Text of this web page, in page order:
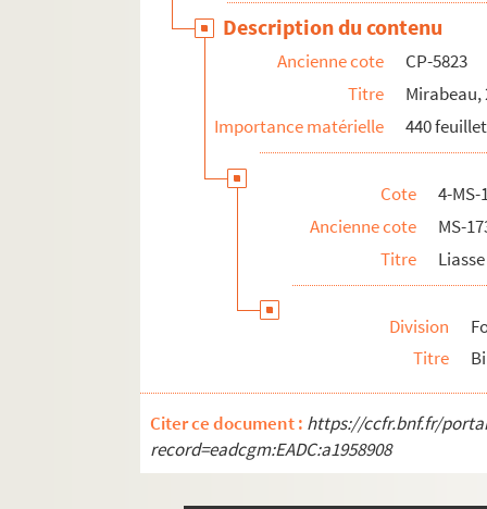
Description du contenu
Ancienne cote
CP-5823
Titre
Mirabeau,
Importance matérielle
440
Cote
4-MS-
Ancienne cote
MS-
Titre
Division
Titre
Citer ce document : https://ccfr.bnf.fr/
record=eadcgm:EADC:a1958908